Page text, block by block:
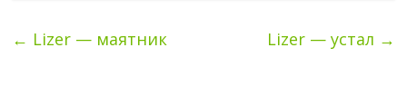
← Lizer — маятник Lizer — устал →